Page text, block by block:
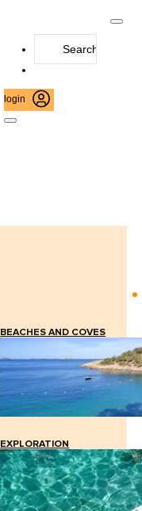
login
BEACHES AND COVES
EXPLORATION